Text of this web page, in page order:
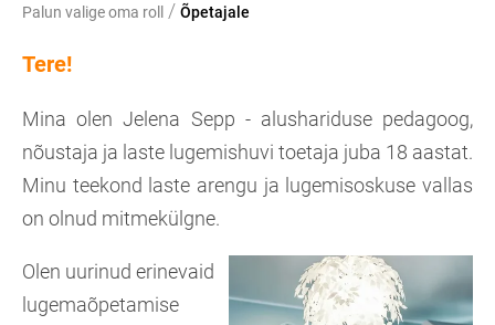
Palun valige oma roll / Õpetajale
Tere!
Mina olen Jelena Sepp - alushariduse pedagoog,
nõustaja ja laste lugemishuvi toetaja juba 18 aastat.
Minu teekond laste arengu ja lugemisoskuse vallas
on olnud mitmekülgne.
Olen uurinud erinevaid
lugemaõpetamise